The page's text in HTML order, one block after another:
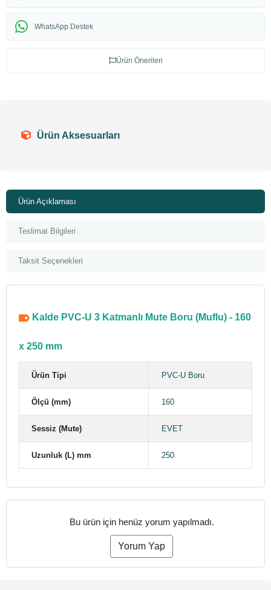
WhatsApp Destek
Ürün Önerileri
Ürün Aksesuarları
Ürün Açıklaması
Teslimat Bilgileri
Taksit Seçenekleri
Kalde PVC-U 3 Katmanlı Mute Boru (Muflu) - 160
x 250 mm
Ürün Tipi PVC-U Boru
Ölçü (mm) 160
Sessiz (Mute) EVET
Uzunluk (L) mm 250
Bu ürün için henüz yorum yapılmadı.
Yorum Yap